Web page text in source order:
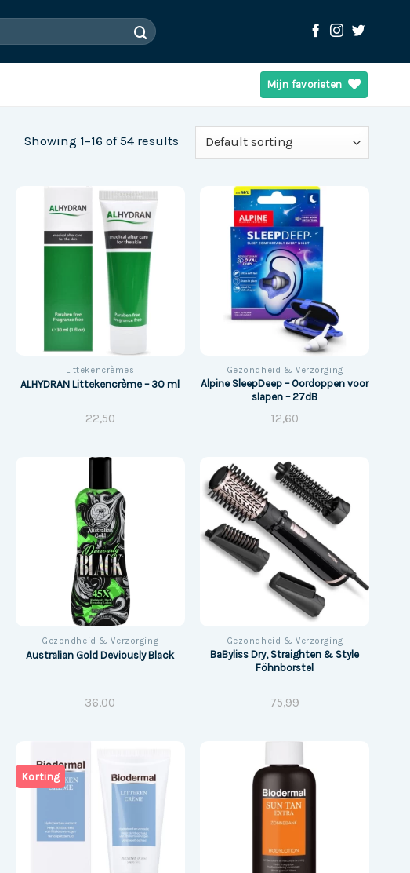
Mijn favorieten
Showing 1–16 of 54 results
Littekencrèmes
ALHYDRAN Littekencrème – 30 ml
22,50
Gezondheid & Verzorging
Alpine SleepDeep – Oordoppen voor
slapen – 27dB
12,60
Gezondheid & Verzorging
Australian Gold Deviously Black
36,00
Gezondheid & Verzorging
BaByliss Dry, Straighten & Style
Föhnborstel
75,99
Korting